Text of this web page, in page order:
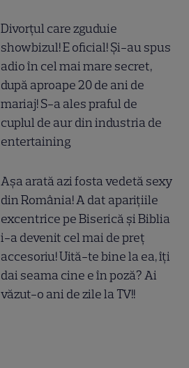
Divorțul care zguduie
showbizul! E oficial! Și-au spus
adio în cel mai mare secret,
după aproape 20 de ani de
mariaj! S-a ales praful de
cuplul de aur din industria de
entertaining
Așa arată azi fosta vedetă sexy
din România! A dat aparițiile
excentrice pe Biserică și Biblia
i-a devenit cel mai de preț
accesoriu! Uită-te bine la ea, îți
dai seama cine e în poză? Ai
văzut-o ani de zile la TV!!